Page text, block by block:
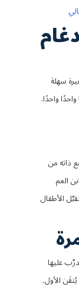
سهلة
واحدًا.
ذاته من
العم
الأطفال
عليها
الأول.